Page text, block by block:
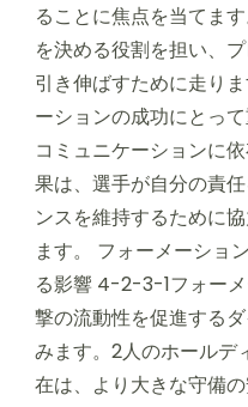
ることに焦点を当てま
を決める役割を担い、
引き伸ばすために走り
ーションの成功にとっ
コミュニケーションに
果は、選手が自分の責
ンスを維持するために
ます。 フォーメーショ
る影響 4-2-3-1フォー
撃の流動性を促進する
みます。2人のホールデ
在は、より大きな守備